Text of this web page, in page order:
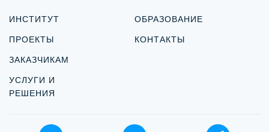
ИНСТИТУТ
ПРОЕКТЫ
ЗАКАЗЧИКАМ
УСЛУГИ И
РЕШЕНИЯ
ОБРАЗОВАНИЕ
КОНТАКТЫ